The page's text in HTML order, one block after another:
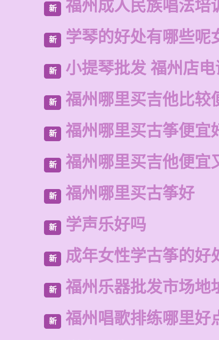
新 福州成人民族唱法培
新 学琴的好处有哪些呢
新 小提琴批发 福州店
新 福州哪里买吉他比较
新 福州哪里买古筝便宜
新 福州哪里买吉他便宜
新 福州哪里买古筝好
新 学声乐好吗
新 成年女性学古筝的好
新 福州乐器批发市场地
新 福州唱歌排练哪里好